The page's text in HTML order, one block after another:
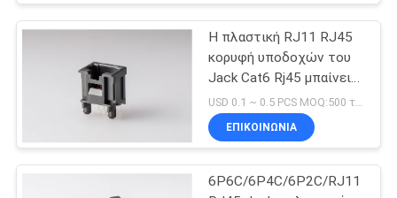
ΓΎΡΟΣ
ΠΟΙΟΤΙΚΌΣ
Η πλαστική RJ11 RJ45
κορυφή υποδοχών του
Jack Cat6 Rj45 μπαίνει
στο θηλυκό ενιαίο
λιμένα συνδετήρων
4P4C/8P8C
ΕΠΙΚΟΙΝΩΝΊΑ
6P6C/6P4C/6P2C/RJ11